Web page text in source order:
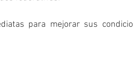
para mejorar sus